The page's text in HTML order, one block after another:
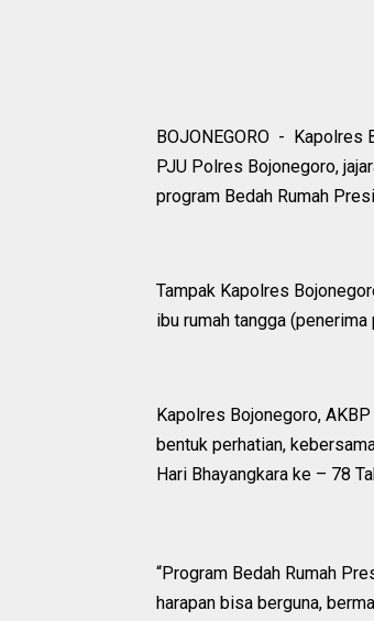
BOJONEGORO - Kapolres
PJU Polres Bojonegoro,
program Bedah Rumah
Tampak Kapolres
ibu rumah tangga
Kapolres Bojonegoro,
bentuk perhatian,
Hari Bhayangkara ke – 78
“Program Bedah Rumah
harapan bisa berguna,